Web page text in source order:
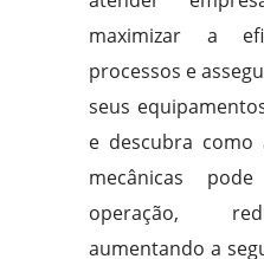
maximizar a
processos e
seus
e descubra como
mecânicas
operação,
aumentando a